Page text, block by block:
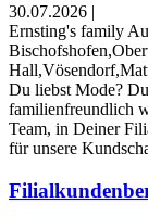
30.07.2026 |
Ernsting's family
Du liebst Mode?
familienfreundlich
Team, in Deiner
für unsere